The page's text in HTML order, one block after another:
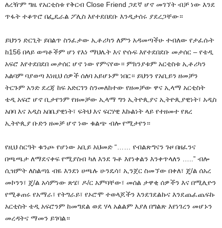
ለረዥም ግዜ የአርቲስቱ የቅርብ Close Friend ጋደኛ ሆኖ መገኘት ብቻ ነው እንደ
ጥፋት ተቆጥሮ በፌዴራል ፖሊስ እየተደበደቡ እንዲታሰሩ ያደረጋቸው።
ይህንን ድርጊት ይበልጥ ስንፈታው ኢቶሪካን ለምን አዳመጣችሁ ተብለው የታፈሱት
ከ156 በላይ ወጣቶችም ሆነ የእነ ማህሌት እና ዮሱፍ እየተደበደቡ መታሰር – የቴዲ
አፍሮ እየተደበደበ መታሰር ሆኖ ነው የምናየው። ምክንያቱም አርቲስቱ ኢቶሪካን
አልባም ባያወጣ እነዚህ ሰዎች ሰለባ አይሆኑም ነበር። ይህንን የአቢይን ዘመቻን
ትርጉም አንድ ደረጃ ከፍ አድርገን ስንመለከተው የዘመቻው ዋና ኢላማ አርቲስት
ቴዲ አፍሮ ሆኖ ቢታየንም የዘመቻው ኢላማ ግን ኢትዮጲያና ኢትዮጲያዊነት፣ አዲስ
አበባ እና አዲስ አበቤያዊነት፣ ፍትህ እና ፍርሃዊ እኩልነት ላይ የተዘመተ የጸረ
ኢትዮጲያ ቡድን ዘመቻ ሆኖ ነው ቁልጭ ብሎ የሚታየን።
የዚህ ስርዓት ቁንጮ የሆነው አቢይ አህመድ “…… የብልጽግናን ጉዞ በዘፈንና
በጫጫታ ለማደናቀፍ የሚያስብ ካለ እንደ ጉቶ እየነቀልን እንቀጥላለን …..” ብሎ
ሲዝምት ለስልጣኔ ብዬ እንደነ ሀጫሉ ሁንዴሳ፣ ኢንጀር ስመኘው በቀለ፣ ጄ/ል ሰአረ
መኮንን፣ ጄ/ል አሳምነው ጽሄ፣ ዶ/ር አምባቸው፣ መሰል ታዋቂ ሰዎችን እና በሚሊዮን
የሚቆጠሩ የአማራ፣ የትግራይ፣ የኦሮሞ ተወላጆችን እንደገደልኩና እንደጨፈጨፍኩ
አርቲስት ቴዲ አፍሮንም ከመግደል ወደ ሃላ አልልም እያለ በግልጽ እየነገረን መሆኑን
መረዳትና ማመን ይገባል።